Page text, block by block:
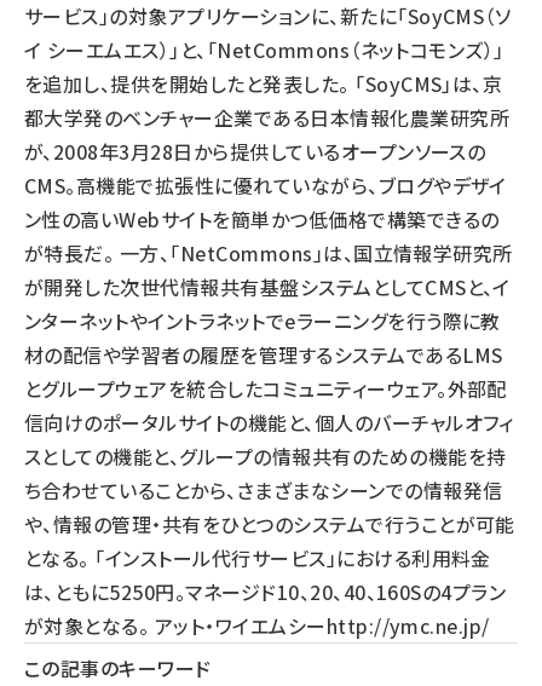
サービス」の対象アプリケーションに、新たに「SoyCMS（ソ
イ シーエムエス）」と、「NetCommons（ネットコモンズ）」
を追加し、提供を開始したと発表した。 「SoyCMS」は、京
都大学発のベンチャー企業である日本情報化農業研究所
が、2008年3月28日から提供しているオープンソースの
CMS。高機能で拡張性に優れていながら、ブログやデザイ
ン性の高いWebサイトを簡単かつ低価格で構築できるの
が特長だ。 一方、「NetCommons」は、国立情報学研究所
が開発した次世代情報共有基盤システムとしてCMSと、イ
ンターネットやイントラネットでeラーニングを行う際に教
材の配信や学習者の履歴を管理するシステムであるLMS
とグループウェアを統合したコミュニティーウェア。外部配
信向けのポータルサイトの機能と、個人のバーチャルオフィ
スとしての機能と、グループの情報共有のための機能を持
ち合わせていることから、さまざまなシーンでの情報発信
や、情報の管理・共有をひとつのシステムで行うことが可能
となる。 「インストール代行サービス」における利用料金
は、ともに5250円。マネージド10、20、40、160Sの4プラン
が対象となる。 アット・ワイエムシーhttp://ymc.ne.jp/
この記事のキーワード